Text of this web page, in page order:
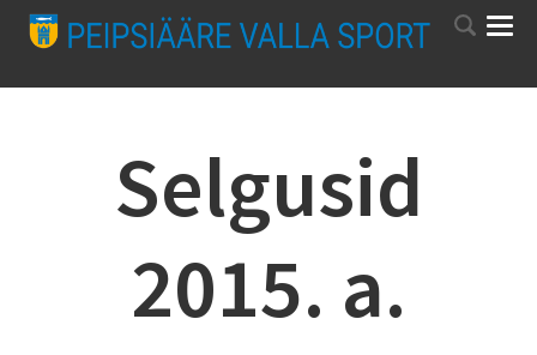
Selgusid
2015. a.